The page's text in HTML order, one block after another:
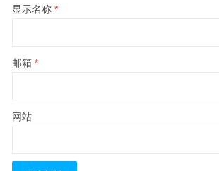
显示名称 *
邮箱 *
网站